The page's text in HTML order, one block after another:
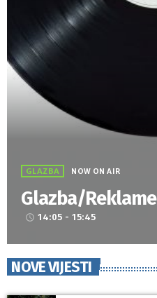
GLAZBA NOW ON AIR
Glazba/Reklame
access_time 14:05 - 15:45
NOVE VIJESTI